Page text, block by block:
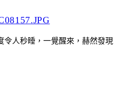
人秒睡，一覺醒來，赫然發現